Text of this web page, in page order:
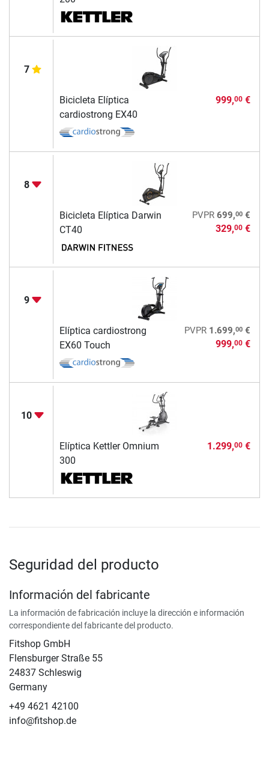
7
Bicicleta Elíptica
cardiostrong EX40
999,00€
8
Bicicleta Elíptica Darwin
CT40
PVPR 699,00€
329,00€
9
Elíptica cardiostrong
EX60 Touch
PVPR 1.699,00€
999,00€
10
Elíptica Kettler Omnium
300
1.299,00€
Seguridad del producto
Información del fabricante
La información de fabricación incluye la dirección e información
correspondiente del fabricante del producto.
Fitshop GmbH
Flensburger Straße 55
24837 Schleswig
Germany
+49 4621 42100
info@fitshop.de